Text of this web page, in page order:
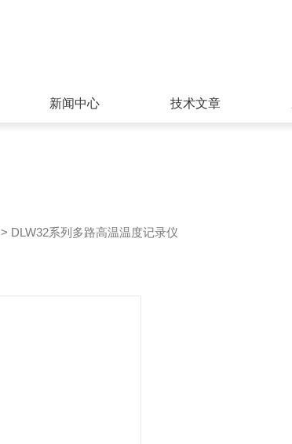
新闻中心 技术文章
> DLW32系列多路高温温度记录仪